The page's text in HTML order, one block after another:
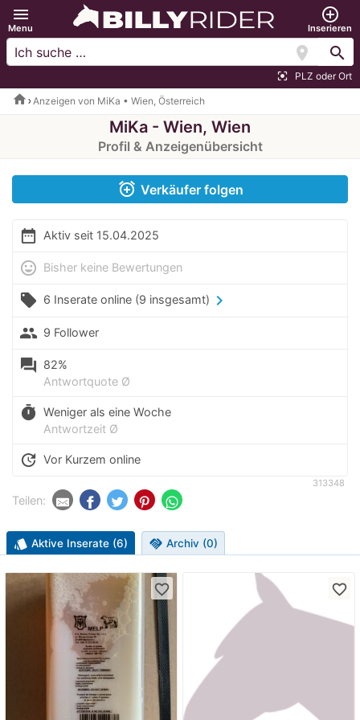
menu
Menu
add_circle_outline
Inserieren
location_on search
center_focus_strong PLZ oder Ort
home Anzeigen von MiKa • Wien, Österreich
MiKa - Wien, Wien
Profil & Anzeigenübersicht
alarm_add Verkäufer folgen
date_range Aktiv seit 15.04.2025
mood Bisher keine Bewertungen
local_offer 6 Inserate online (9 insgesamt) chevron_right
people 9 Follower
question_answer 82%
Antwortquote Ø
timer Weniger als eine Woche
Antwortzeit Ø
update Vor Kurzem online
313348
Teilen:
style Aktive Inserate (6) handshake Archiv (0)
favorite_border favorite_border